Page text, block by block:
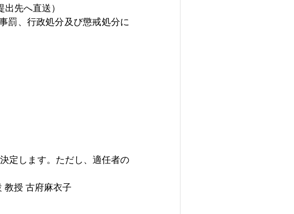
先へ直送）
罰、行政処分及び懲戒処分に
定します。ただし、適任者の
教授 古府麻衣子